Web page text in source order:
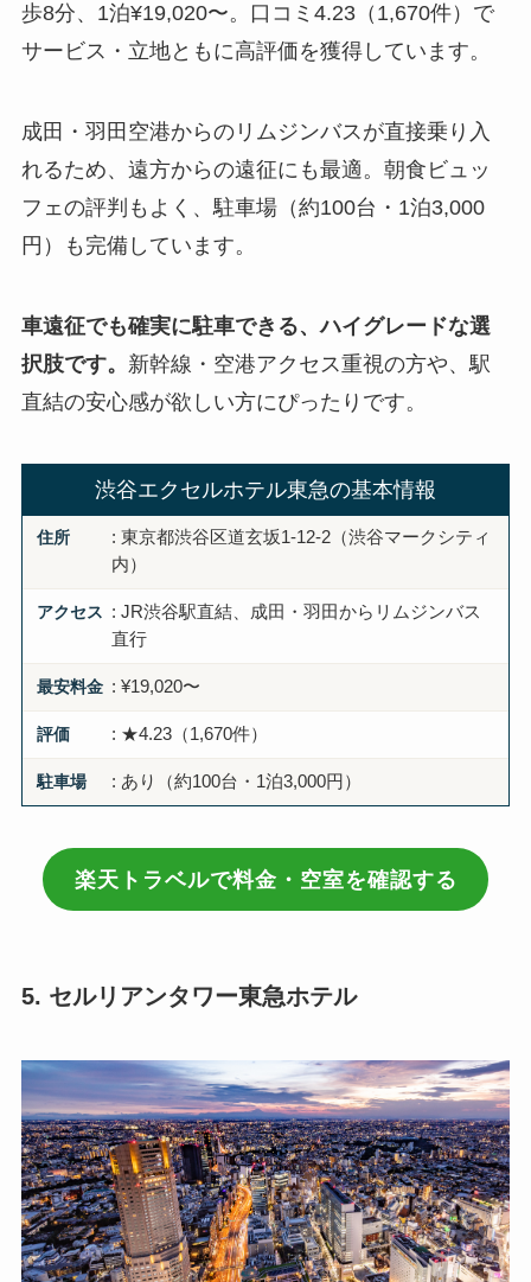
歩8分、1泊¥19,020〜。口コミ4.23（1,670件）で
サービス・立地ともに高評価を獲得しています。
成田・羽田空港からのリムジンバスが直接乗り入
れるため、遠方からの遠征にも最適。朝食ビュッ
フェの評判もよく、駐車場（約100台・1泊3,000
円）も完備しています。
車遠征でも確実に駐車できる、ハイグレードな選
択肢です。 新幹線・空港アクセス重視の方や、駅
直結の安心感が欲しい方にぴったりです。
渋谷エクセルホテル東急の基本情報
住所
: 東京都渋谷区道玄坂1-12-2（渋谷マークシティ
内）
アクセス : JR渋谷駅直結、成田・羽田からリムジンバス
直行
最安料金 : ¥19,020〜
評価 : ★4.23（1,670件）
駐車場 : あり（約100台・1泊3,000円）
楽天トラベルで料金・空室を確認する
5. セルリアンタワー東急ホテル